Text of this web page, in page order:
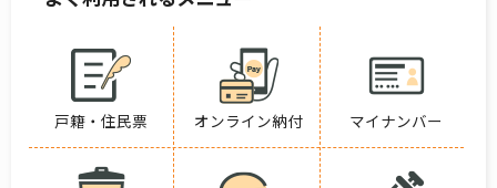
戸籍・住民票 オンライン納付 マイナンバー